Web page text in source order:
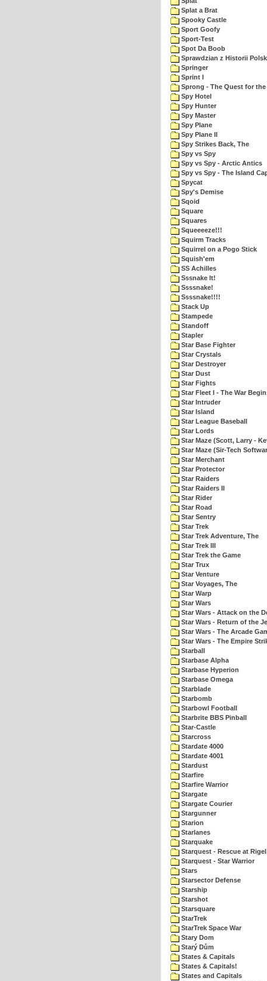
Splat a Brat
Spooky Castle
Sport Goofy
Sport-Test
Spot Da Boob
Sprawdzian z Historii
Springer
Sprint I
Sprong - The Quest for
Spy Hotel
Spy Hunter
Spy Master
Spy Plane
Spy Plane II
Spy Strikes Back, The
Spy vs Spy
Spy vs Spy - Arctic Antics
Spy vs Spy - The Island
Spycat
Spy's Demise
Sqoid
Square
Squares
Squeeeeze!!!
Squirm Tracks
Squirrel on a Pogo Stick
Squish'em
SS Achilles
Sssnake It!
Ssssnake!
Ssssnake!!!!
Stack Up
Stampede
Standoff
Stapler
Star Base Fighter
Star Crystals
Star Destroyer
Star Dust
Star Fights
Star Fleet I - The War
Star Intruder
Star Island
Star League Baseball
Star Lords
Star Maze (Scott, Larry -
Star Maze (Sir-Tech
Star Merchant
Star Protector
Star Raiders
Star Raiders II
Star Rider
Star Road
Star Sentry
Star Trek
Star Trek Adventure, The
Star Trek III
Star Trek the Game
Star Trux
Star Venture
Star Voyages, The
Star Warp
Star Wars
Star Wars - Attack on the
Star Wars - Return of the
Star Wars - The Arcade
Star Wars - The Empire
Starball
Starbase Alpha
Starbase Hyperion
Starbase Omega
Starblade
Starbomb
Starbowl Football
Starbrite BBS Pinball
Star-Castle
Starcross
Stardate 4000
Stardate 4001
Stardust
Starfire
Starfire Warrior
Stargate
Stargate Courier
Stargunner
Starion
Starlanes
Starquake
Starquest - Rescue at Rigel
Starquest - Star Warrior
Stars
Starsector Defense
Starship
Starshot
Starsquare
StarTrek
StarTrek Space War
Stary Dom
Starý Dům
States & Capitals
States & Capitals!
States and Capitals